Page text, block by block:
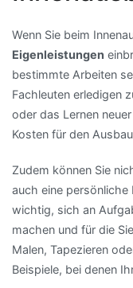
Wenn Sie beim
Eigenleistungen
bestimmte Arbeiten
Fachleuten erledigen
oder das Lernen
Kosten für den
Zudem können Sie
auch eine persönliche
wichtig, sich an
machen und für die
Malen, Tapezieren
Beispiele, bei denen